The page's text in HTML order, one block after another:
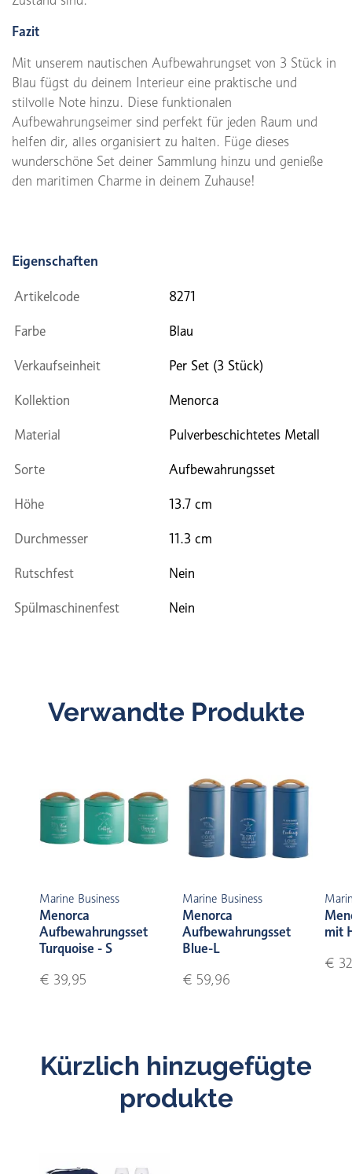
Fazit
Mit unserem nautischen Aufbewahrungset von 3 Stück in
Blau fügst du deinem Interieur eine praktische und
stilvolle Note hinzu. Diese funktionalen
Aufbewahrungseimer sind perfekt für jeden Raum und
helfen dir, alles organisiert zu halten. Füge dieses
wunderschöne Set deiner Sammlung hinzu und genieße
den maritimen Charme in deinem Zuhause!
Eigenschaften
Artikelcode 8271
Farbe Blau
Verkaufseinheit Per Set (3 Stück)
Kollektion Menorca
Material Pulverbeschichtetes Metall
Sorte Aufbewahrungsset
Höhe 13.7 cm
Durchmesser 11.3 cm
Rutschfest Nein
Spülmaschinenfest Nein
Verwandte Produkte
Marine Business
Menorca
Aufbewahrungsset
Turquoise - S
€ 39,95
Marine Business
Menorca
Aufbewahrungsset
Blue-L
€ 59,96
mit
€
Kürzlich hinzugefügte
produkte